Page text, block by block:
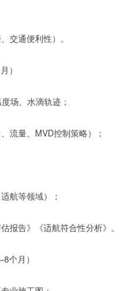
交通便利性）。
）
场、水滴轨迹；
流量、MVD控制策略）；
航等领域）；
报告》《适航符合性分析》。
个月）